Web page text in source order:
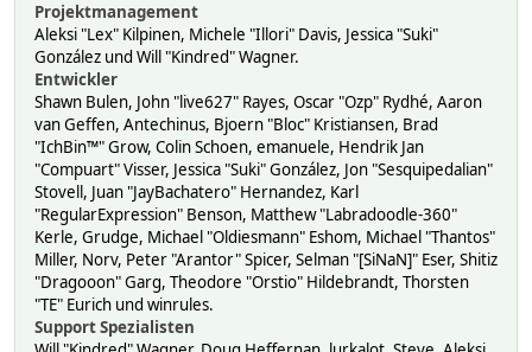
Projektmanagement
Aleksi "Lex" Kilpinen, Michele "Illori" Davis, Jessica "Suki"
González und Will "Kindred" Wagner.
Entwickler
Shawn Bulen, John "live627" Rayes, Oscar "Ozp" Rydhé, Aaron
van Geffen, Antechinus, Bjoern "Bloc" Kristiansen, Brad
"IchBin™" Grow, Colin Schoen, emanuele, Hendrik Jan
"Compuart" Visser, Jessica "Suki" González, Jon "Sesquipedalian"
Stovell, Juan "JayBachatero" Hernandez, Karl
"RegularExpression" Benson, Matthew "Labradoodle-360"
Kerle, Grudge, Michael "Oldiesmann" Eshom, Michael "Thantos"
Miller, Norv, Peter "Arantor" Spicer, Selman "[SiNaN]" Eser, Shitiz
"Dragooon" Garg, Theodore "Orstio" Hildebrandt, Thorsten
"TE" Eurich und winrules.
Support Spezialisten